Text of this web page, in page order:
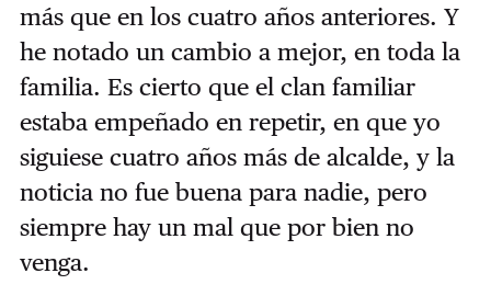
más que en los cuatro años anteriores. Y
he notado un cambio a mejor, en toda la
familia. Es cierto que el clan familiar
estaba empeñado en repetir, en que yo
siguiese cuatro años más de alcalde, y la
noticia no fue buena para nadie, pero
siempre hay un mal que por bien no
venga.